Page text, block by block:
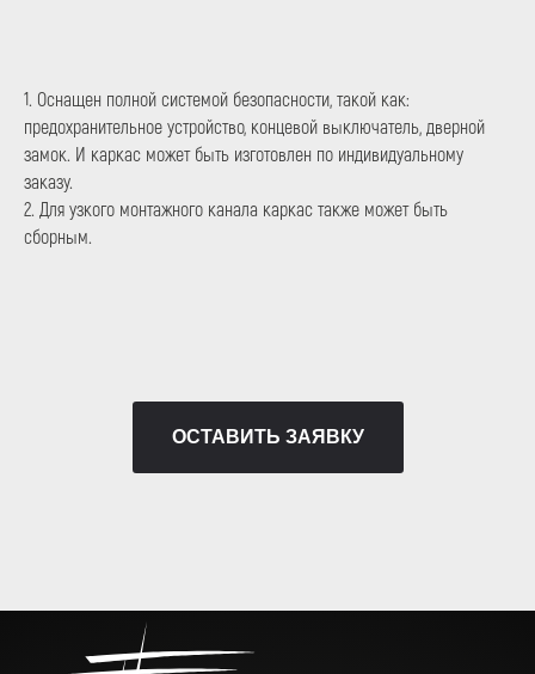
1. Оснащен полной системой безопасности, такой как:
предохранительное устройство, концевой выключатель, дверной
замок. И каркас может быть изготовлен по индивидуальному
заказу.
2. Для узкого монтажного канала каркас также может быть
сборным.
ОСТАВИТЬ ЗАЯВКУ
+7 (800) 333-11-
92
117105, Москва,
Варшавское ш., д.32
ул 5-я Кожуховская, дом 6, квартира 6